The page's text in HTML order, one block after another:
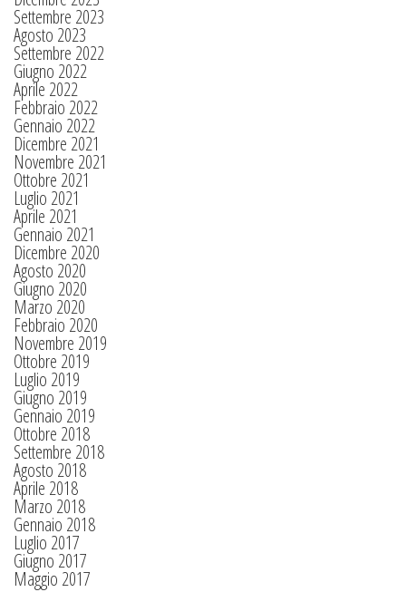
Settembre 2023
Agosto 2023
Settembre 2022
Giugno 2022
Aprile 2022
Febbraio 2022
Gennaio 2022
Dicembre 2021
Novembre 2021
Ottobre 2021
Luglio 2021
Aprile 2021
Gennaio 2021
Dicembre 2020
Agosto 2020
Giugno 2020
Marzo 2020
Febbraio 2020
Novembre 2019
Ottobre 2019
Luglio 2019
Giugno 2019
Gennaio 2019
Ottobre 2018
Settembre 2018
Agosto 2018
Aprile 2018
Marzo 2018
Gennaio 2018
Luglio 2017
Giugno 2017
Maggio 2017